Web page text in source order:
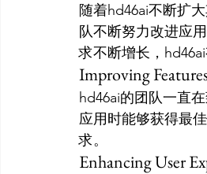
随着hd46ai不断扩
队不断努力改进应
求不断增长，
Improving
hd46ai的团队一直
应用时能够获得最
求。
Enhancing User